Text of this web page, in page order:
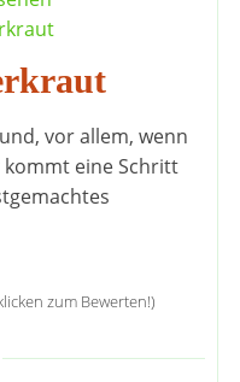
vor allem, wenn
eine Schritt
zum Bewerten!)